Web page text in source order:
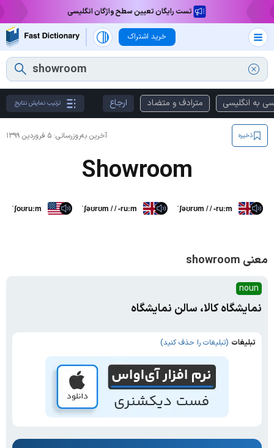
تست رایگان تعیین سطح واژگان انگلیسی
خرید اشتراک
به انگلیسی مترادف و متضاد ارجاع ترتیب نمایش نتایج
آخرین به‌روزرسانی: ۵ فروردین ۱۳۹۹ ذخیره
Showroom
ˈʃoʊruːm ˈʃəʊrʊm / / -ruːm ˈʃəʊrʊm / / -ruːm
معنی showroom
noun
نمایشگاه کالا، سالن نمایشگاه
تبلیغات (تبلیغات را حذف کنید)